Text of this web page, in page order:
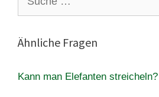
nach:
Ähnliche Fragen
Kann man Elefanten streicheln?